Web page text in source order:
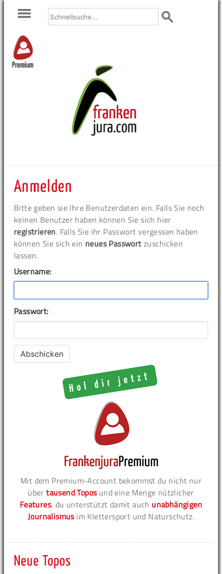
Premium
Anmelden
Bitte geben sie Ihre Benutzerdaten ein. Falls Sie noch
keinen Benutzer haben können Sie sich hier
registrieren. Falls Sie ihr Passwort vergessen haben
können Sie sich ein neues Passwort zuschicken
lassen.
Username:
Passwort:
Mit dem Premium-Account bekommst du nicht nur
übertausend Toposund eine Menge nützlicher
Features, du unterstützt damit auch unabhängigen
Journalismusim Klettersport und Naturschutz.
Neue Topos